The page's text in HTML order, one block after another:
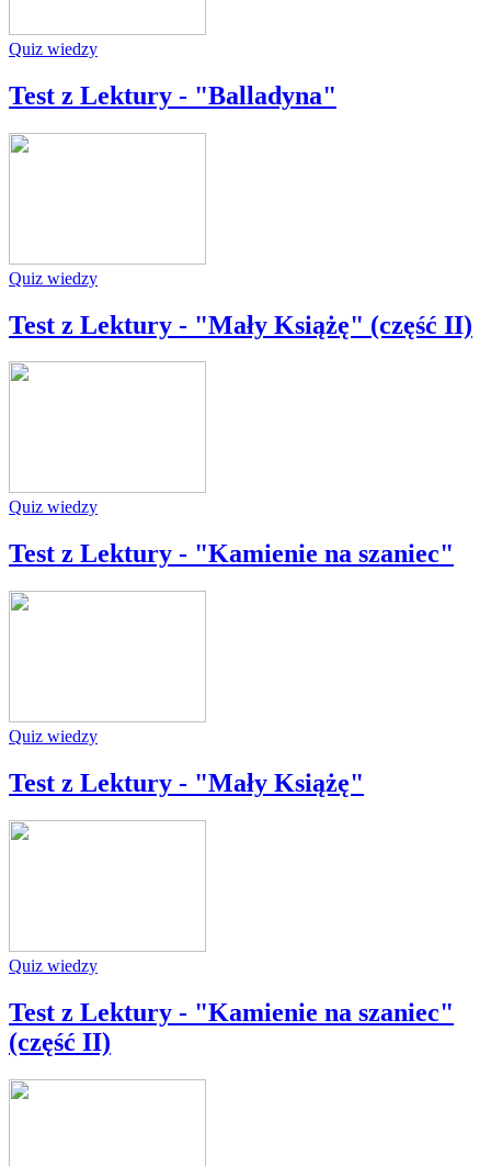
Quiz wiedzy
Test z Lektury - "Balladyna"
Quiz wiedzy
Test z Lektury - "Mały Książę" (część II)
Quiz wiedzy
Test z Lektury - "Kamienie na szaniec"
Quiz wiedzy
Test z Lektury - "Mały Książę"
Quiz wiedzy
Test z Lektury - "Kamienie na szaniec"
(część II)